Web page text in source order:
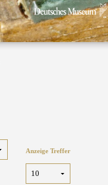
Anzeige Treffer